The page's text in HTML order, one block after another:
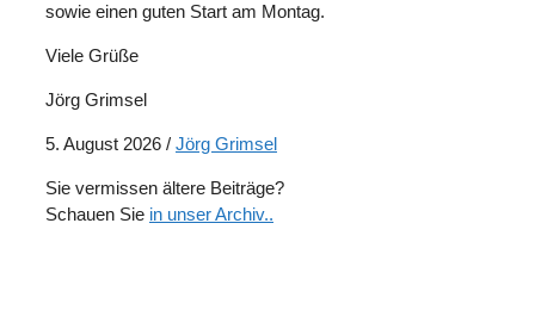
sowie einen guten Start am Montag.
Viele Grüße
Jörg Grimsel
5. August 2026 / Jörg Grimsel
Sie vermissen ältere Beiträge?
Schauen Sie in unser Archiv..